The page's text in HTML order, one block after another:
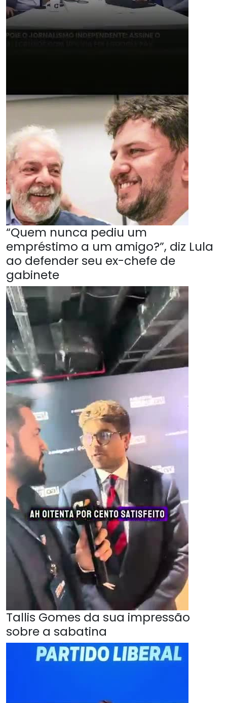
“Quem nunca pediu um
empréstimo a um amigo?”, diz Lula
ao defender seu ex-chefe de
gabinete
Tallis Gomes da sua impressão
sobre a sabatina